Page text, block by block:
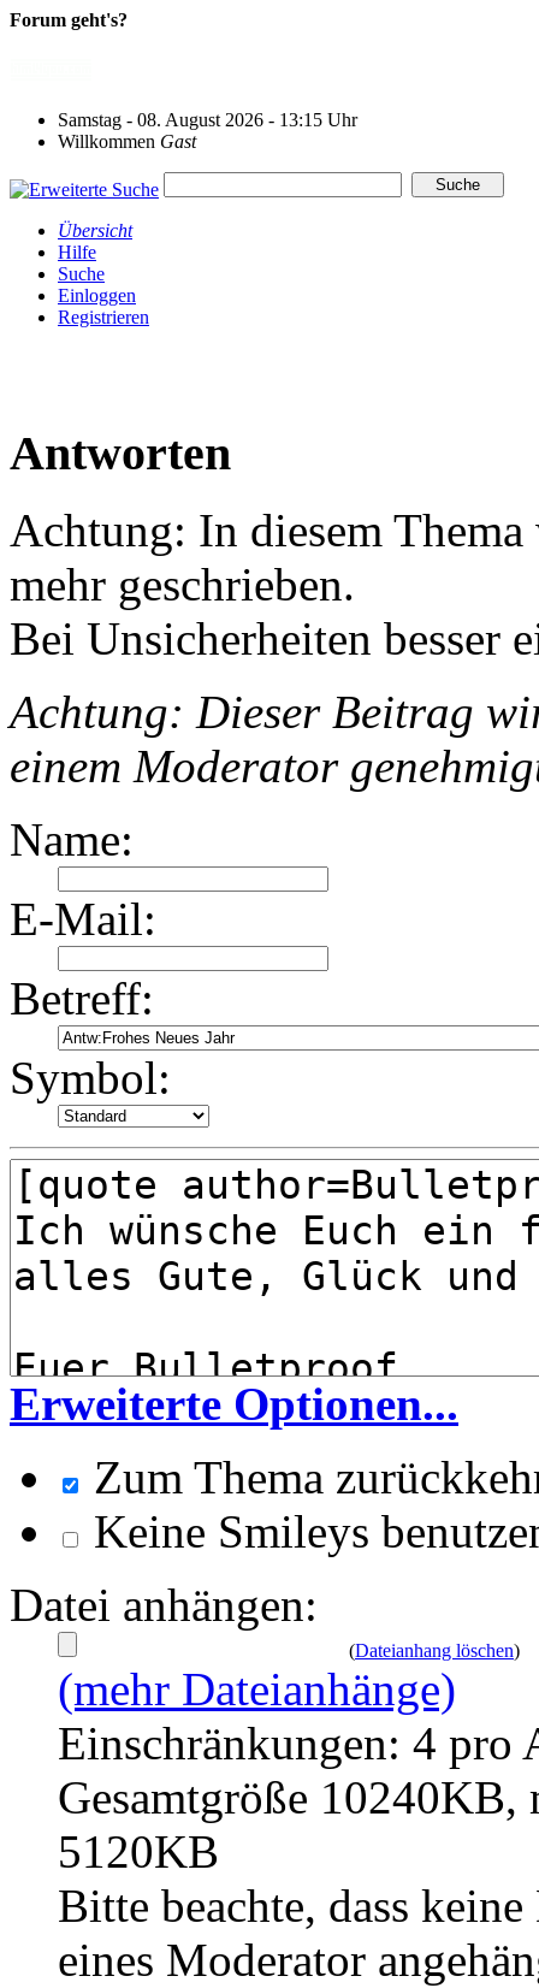
Forum geht's?
Samstag - 08. August 2026 - 13:15 Uhr
Willkommen Gast
Übersicht
Hilfe
Suche
Einloggen
Registrieren
Antworten
Achtung: In diesem
mehr geschrieben.
Bei Unsicherheiten besser
Achtung: Dieser Beitrag
einem Moderator
Name:
E-Mail:
Betreff:
Symbol:
Erweiterte Optionen...
Zum Thema
Keine Smileys
Datei anhängen:
(Dateianhang löschen)
(mehr Dateianhänge)
Einschränkungen: 4 pro
Gesamtgröße
5120KB
Bitte beachte, dass
eines Moderator